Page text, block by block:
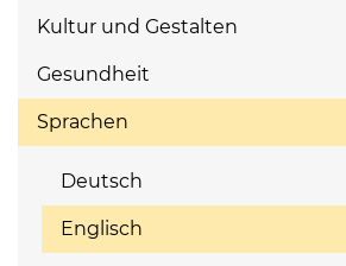
Kultur und Gestalten
Gesundheit
Sprachen
Deutsch
Englisch